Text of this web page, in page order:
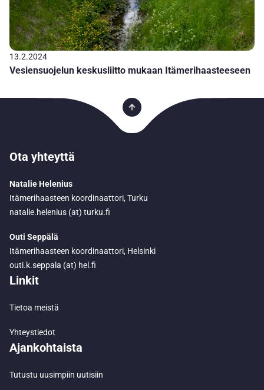
13.2.2024
Vesiensuojelun keskusliitto mukaan Itämerihaasteeseen
Ota yhteyttä
Natalie Helenius
Itämerihaasteen koordinaattori, Turku
natalie.helenius (at) turku.fi
Outi Seppälä
Itämerihaasteen koordinaattori, Helsinki
outi.k.seppala (at) hel.fi
Linkit
Tietoa meistä
Yhteystiedot
Ajankohtaista
Tutustu uusimpiin uutisiin